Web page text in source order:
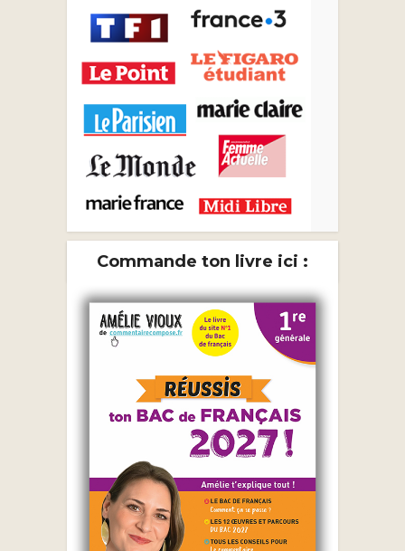
Commande ton livre ici :